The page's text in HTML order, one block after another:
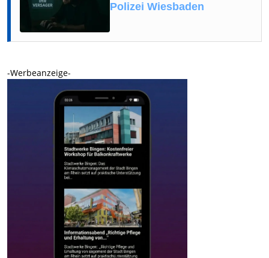
Polizei Wiesbaden
-Werbeanzeige-